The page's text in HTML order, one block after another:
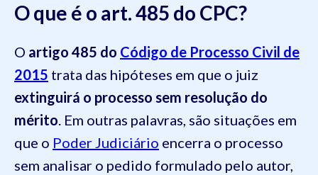
O que é o art. 485 do CPC?
O artigo 485 do Código de Processo Civil de
2015 trata das hipóteses em que o juiz
extinguirá o processo sem resolução do
mérito. Em outras palavras, são situações em
que o Poder Judiciário encerra o processo
sem analisar o pedido formulado pelo autor,